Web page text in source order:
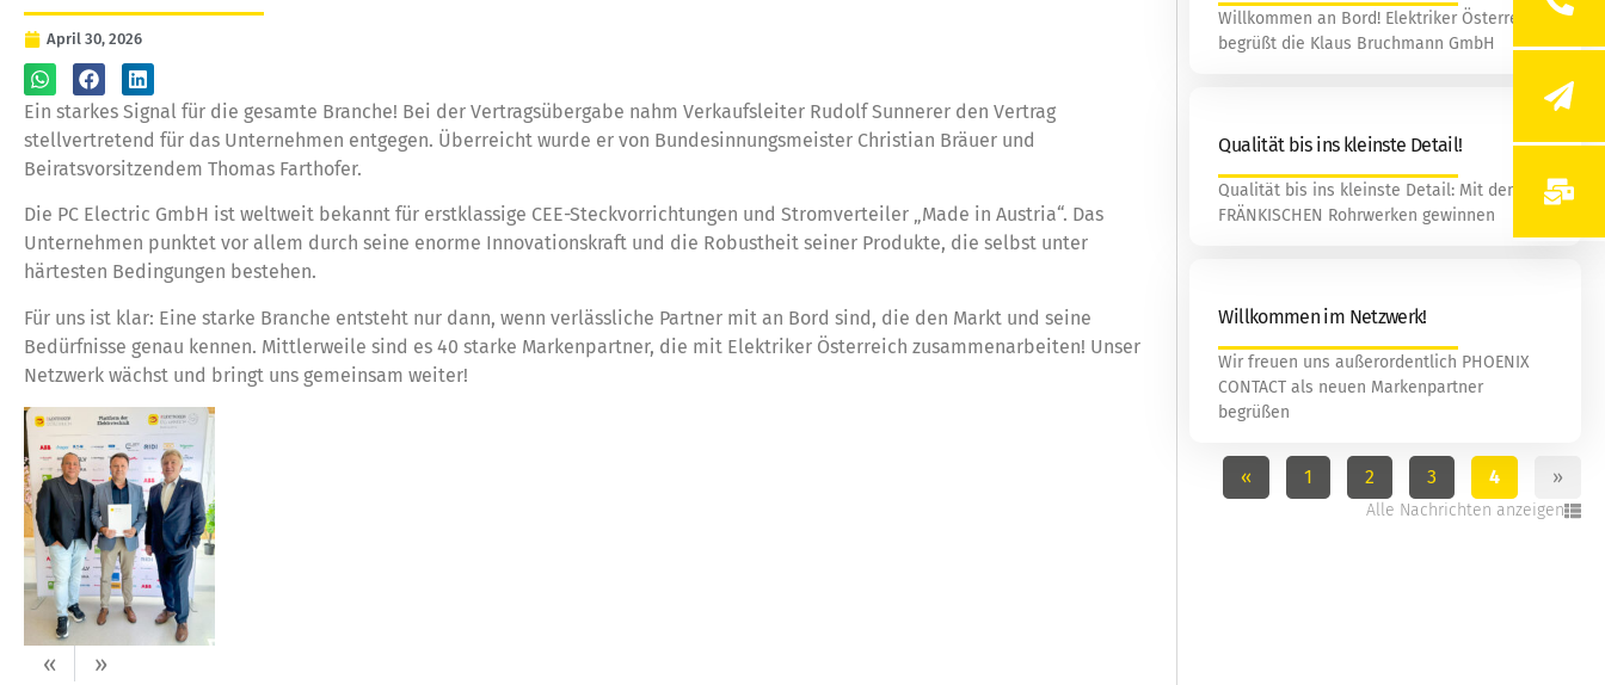
April 30, 2026
Ein starkes Signal für die gesamte Branche! Bei der Vertragsübergabe nahm Verkaufsleiter Rudolf Sunnerer den Vertrag
stellvertretend für das Unternehmen entgegen. Überreicht wurde er von Bundesinnungsmeister Christian Bräuer und
Beiratsvorsitzendem Thomas Farthofer.
Die PC Electric GmbH ist weltweit bekannt für erstklassige CEE-Steckvorrichtungen und Stromverteiler „Made in Austria“. Das
Unternehmen punktet vor allem durch seine enorme Innovationskraft und die Robustheit seiner Produkte, die selbst unter
härtesten Bedingungen bestehen.
Für uns ist klar: Eine starke Branche entsteht nur dann, wenn verlässliche Partner mit an Bord sind, die den Markt und seine
Bedürfnisse genau kennen. Mittlerweile sind es 40 starke Markenpartner, die mit Elektriker Österreich zusammenarbeiten! Unser
Netzwerk wächst und bringt uns gemeinsam weiter!
« »
Willkommen an Bord! Elektriker Österreich
begrüßt die Klaus Bruchmann GmbH
Qualität bis ins kleinste Detail!
Qualität bis ins kleinste Detail: Mit den
FRÄNKISCHEN Rohrwerken gewinnen
Willkommen im Netzwerk!
Wir freuen uns außerordentlich PHOENIX
CONTACT als neuen Markenpartner
begrüßen
« 1 2 3 4 »
Alle Nachrichten anzeigen